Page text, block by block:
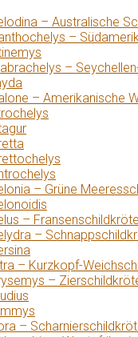
– Australische
–
–
– Amerikanische
– Grüne
–
–
– Kurzkopf-
–
–